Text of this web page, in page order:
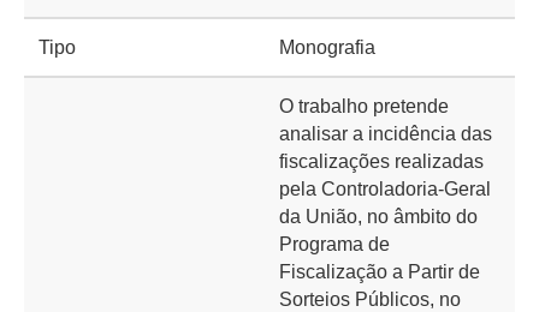
Tipo Monografia
O trabalho pretende
analisar a incidência das
fiscalizações realizadas
pela Controladoria-Geral
da União, no âmbito do
Programa de
Fiscalização a Partir de
Sorteios Públicos, no